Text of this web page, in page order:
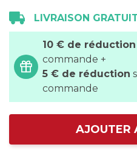
LIVRAISON
10 € de réduction
commande +
5 € de réduction
commande
AJOUTER